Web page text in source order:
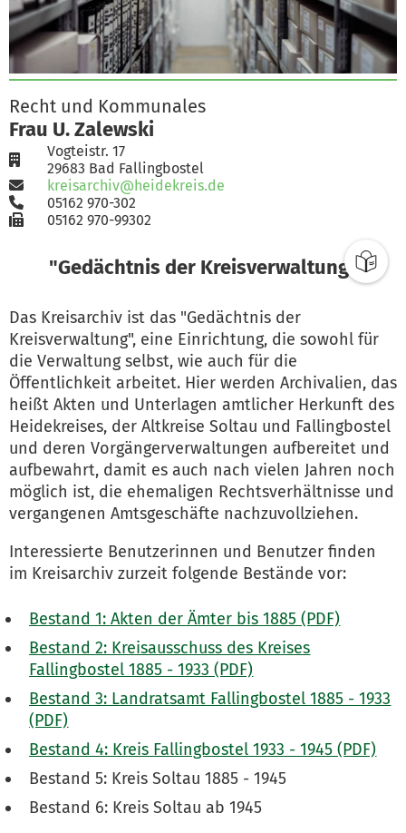
Recht und Kommunales
Frau U. Zalewski
Vogteistr. 17
29683 Bad Fallingbostel
kreisarchiv@heidekreis.de
05162 970-302
05162 970-99302
"Gedächtnis der Kreisverwaltung"
Das Kreisarchiv ist das "Gedächtnis der
Kreisverwaltung", eine Einrichtung, die sowohl für
die Verwaltung selbst, wie auch für die
Öffentlichkeit arbeitet. Hier werden Archivalien, das
heißt Akten und Unterlagen amtlicher Herkunft des
Heidekreises, der Altkreise Soltau und Fallingbostel
und deren Vorgängerverwaltungen aufbereitet und
aufbewahrt, damit es auch nach vielen Jahren noch
möglich ist, die ehemaligen Rechtsverhältnisse und
vergangenen Amtsgeschäfte nachzuvollziehen.
Interessierte Benutzerinnen und Benutzer finden
im Kreisarchiv zurzeit folgende Bestände vor:
Bestand 1: Akten der Ämter bis 1885 (PDF)
Bestand 2: Kreisausschuss des Kreises
Fallingbostel 1885 - 1933 (PDF)
Bestand 3: Landratsamt Fallingbostel 1885 - 1933
(PDF)
Bestand 4: Kreis Fallingbostel 1933 - 1945 (PDF)
Bestand 5: Kreis Soltau 1885 - 1945
Bestand 6: Kreis Soltau ab 1945